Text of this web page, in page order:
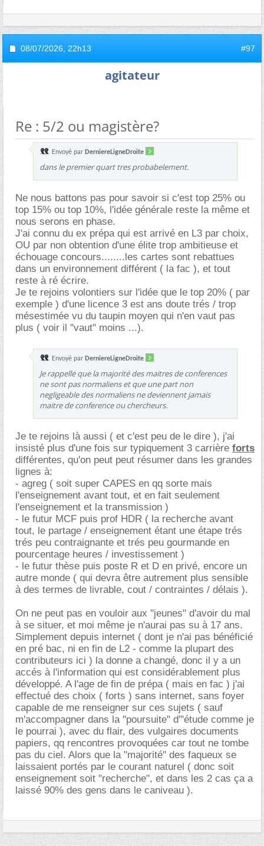
08/07/2026, 22h13 #97
agitateur
Re : 5/2 ou magistère?
Envoyé par DerniereLigneDroite
dans le premier quart tres probabelement.
Ne nous battons pas pour savoir si c'est top 25% ou
top 15% ou top 10%, l'idée générale reste la même et
nous serons en phase.
J'ai connu du ex prépa qui est arrivé en L3 par choix,
OU par non obtention d'une élite trop ambitieuse et
échouage concours........les cartes sont rebattues
dans un environnement différent ( la fac ), et tout
reste à ré écrire.
Je te rejoins volontiers sur l'idée que le top 20% ( par
exemple ) d'une licence 3 est ans doute trés / trop
mésestimée vu du taupin moyen qui n'en vaut pas
plus ( voir il "vaut" moins ...).
Envoyé par DerniereLigneDroite
Je rappelle que la majorité des maitres de conferences
ne sont pas normaliens et que une part non
negligeable des normaliens ne deviennent jamais
maitre de conference ou chercheurs.
Je te rejoins là aussi ( et c'est peu de le dire ), j'ai
insisté plus d'une fois sur typiquement 3 carrière forts
différentes, qu'on peut peut résumer dans les grandes
lignes à:
- agreg ( soit super CAPES en qq sorte mais
l'enseignement avant tout, et en fait seulement
l'enseignement et la transmission )
- le futur MCF puis prof HDR ( la recherche avant
tout, le partage / enseignement étant une étape trés
trés peu contraignante et trés peu gourmande en
pourcentage heures / investissement )
- le futur thèse puis poste R et D en privé, encore un
autre monde ( qui devra être autrement plus sensible
à des termes de livrable, cout / contraintes / délais ).
On ne peut pas en vouloir aux "jeunes" d'avoir du mal
à se situer, et moi même je n'aurai pas su à 17 ans.
Simplement depuis internet ( dont je n'ai pas bénéficié
en pré bac, ni en fin de L2 - comme la plupart des
contributeurs ici ) la donne a changé, donc il y a un
accés à l'information qui est considérablement plus
développé. A l'age de fin de prépa ( mais en fac ) j'ai
effectué des choix ( forts ) sans internet, sans foyer
capable de me renseigner sur ces sujets ( sauf
m'accompagner dans la "poursuite" d"'étude comme je
le pourrai ), avec du flair, des vulgaires documents
papiers, qq rencontres provoquées car tout ne tombe
pas du ciel. Alors que la "majorité" des faqueux se
laissaient portés par le courant naturel ( donc soit
enseignement soit "recherche", et dans les 2 cas ça a
laissé 90% des gens dans le caniveau ).